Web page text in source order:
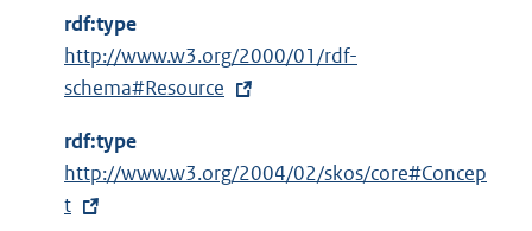
rdf:type
E
x
e
r
n
http://www.w3.org/2000/01/rdf-
schema#Resource
rdf:type
E
x
http://www.w3.org/2004/02/skos/core#Concep
t